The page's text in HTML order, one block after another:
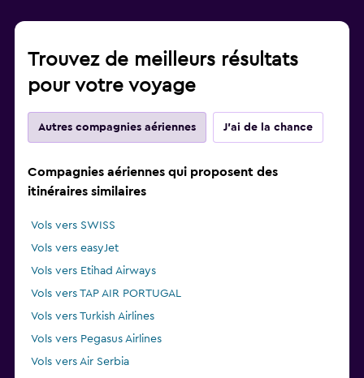
Trouvez de meilleurs résultats
pour votre voyage
Autres compagnies aériennes J'ai de la chance
Compagnies aériennes qui proposent des
itinéraires similaires
Vols vers SWISS
Vols vers easyJet
Vols vers Etihad Airways
Vols vers TAP AIR PORTUGAL
Vols vers Turkish Airlines
Vols vers Pegasus Airlines
Vols vers Air Serbia